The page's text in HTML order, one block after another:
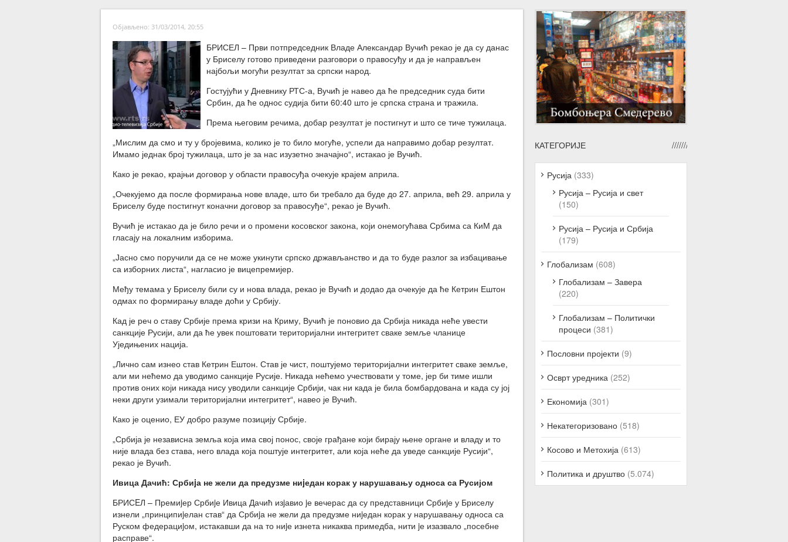
Објављено: 31/03/2014, 20:55
БРИСЕЛ – Први потпредседник Владе Александар Вучић рекао је да су данас
у Бриселу готово приведени разговори о правосуђу и да је направљен
најбољи могући резултат за српски народ.
Гостујући у Дневнику РТС-а, Вучић је навео да ће председник суда бити
Србин, да ће однос судија бити 60:40 што је српска страна и тражила.
Према његовим речима, добар резултат је постигнут и што се тиче тужилаца.
„Мислим да смо и ту у бројевима, колико је то било могуће, успели да направимо добар резултат.
Имамо једнак број тужилаца, што је за нас изузетно значајно“, истакао је Вучић.
Како је рекао, крајњи договор у области правосуђа очекује крајем априла.
„Очекујемо да после формирања нове владе, што би требало да буде до 27. априла, већ 29. априла у
Бриселу буде постигнут коначни договор за правосуђе“, рекао је Вучић.
Вучић је истакао да је било речи и о промени косовског закона, који онемогућава Србима са КиМ да
гласају на локалним изборима.
„Јасно смо поручили да се не може укинути српско држављанство и да то буде разлог за избацивање
са изборних листа“, нагласио је вицепремијер.
Међу темама у Бриселу били су и нова влада, рекао је Вучић и додао да очекује да ће Кетрин Ештон
одмах по формирању владе доћи у Србију.
Кад је реч о ставу Србије према кризи на Криму, Вучић је поновио да Србија никада неће увести
санкције Русији, али да ће увек поштовати територијални интегритет сваке земље чланице
Уједињених нација.
„Лично сам изнео став Кетрин Ештон. Став је чист, поштујемо територијални интегритет сваке земље,
али ми нећемо да уводимо санкције Русије. Никада нећемо учествовати у томе, јер би тиме ишли
против оних који никада нису уводили санкције Србији, чак ни када је била бомбардована и када су јој
неки други узимали територијални интегритет“, навео је Вучић.
Како је оценио, ЕУ добро разуме позицију Србије.
„Србија је независна земља која има свој понос, своје грађане који бирају њене органе и владу и то
није влада без става, него влада која поштује интегритет, али која неће да уведе санкције Русији“,
рекао је Вучић.
Ивица Дачић: Србиjа не жели да предузме ниjедан корак у нарушавању односа са Русијом
БРИСEЛ – Премиjер Србиjе Ивица Дачић изjавио jе вечерас да су представници Србиjе у Бриселу
изнели „принципиjелан став“ да Србиjа не жели да предузме ниjедан корак у нарушавању односа са
Руском федерациjом, истакавши да на то ниjе изнета никаква примедба, нити jе изазвало „посебне
расправе“.
КАТЕГОРИЈЕ
Русија (333)
Русија – Русија и свет
(150)
Русија – Русија и Србија
(179)
Глобализам (608)
Глобализам – Завера
(220)
Глобализам – Политички
процеси (381)
Пословни пројекти (9)
Осврт уредника (252)
Економија (301)
Некатегоризовано (518)
Косово и Метохија (613)
Политика и друштво (5.074)